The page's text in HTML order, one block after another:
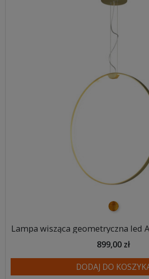
złoty
Lampa wisząca geometryczna led
899,00 zł
DODAJ DO